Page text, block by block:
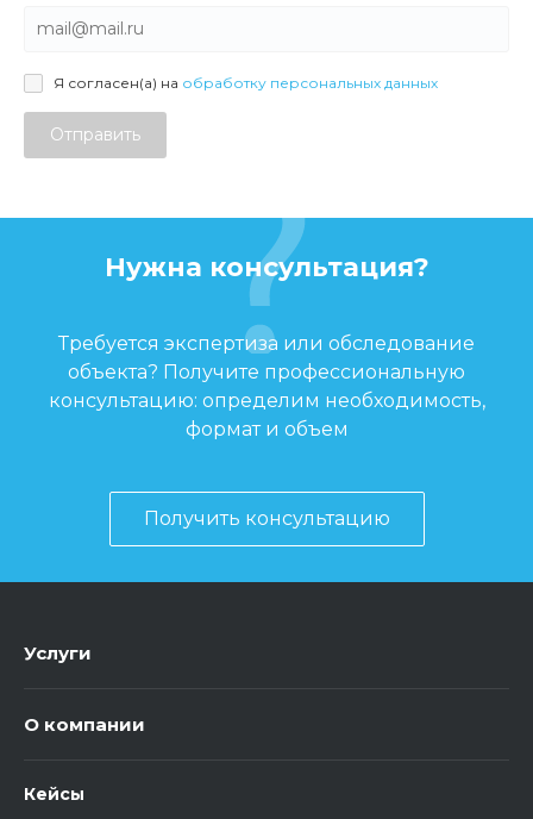
Я согласен(а) на обработку персональных данных
Отправить
Нужна консультация?
Требуется экспертиза или обследование
объекта? Получите профессиональную
консультацию: определим необходимость,
формат и объем
Получить консультацию
Услуги
О компании
Кейсы